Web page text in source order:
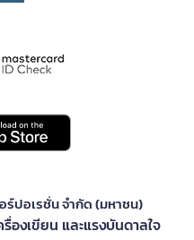
ร์ปอเรชั่น จำกัด (มหาชน)
องเขียน และแรงบันดาลใจ